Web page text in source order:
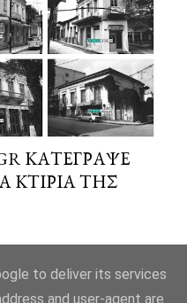
ΚΑΤΈΓΡΑΨΕ
ΚΤΊΡΙΑ ΤΗΣ
to deliver its services
and user-agent are